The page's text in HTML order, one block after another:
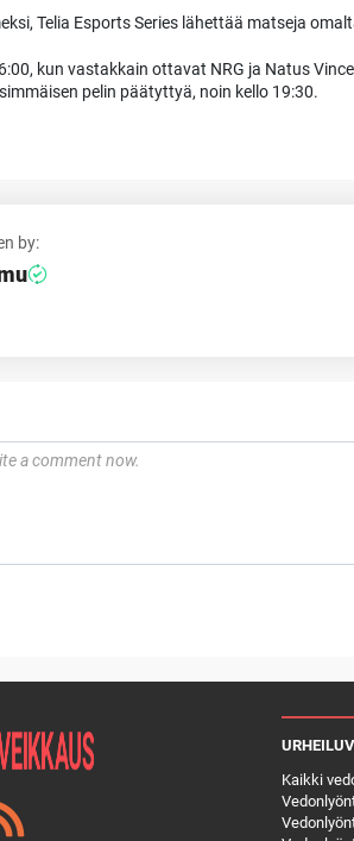
Telia Esports Series lähettää matseja
kun vastakkain ottavat NRG ja Natus
pelin päätyttyä, noin kello 19:30.
by:
Kaikki